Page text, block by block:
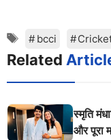
Tagsbcci
Related
स्मृति
और पूरा